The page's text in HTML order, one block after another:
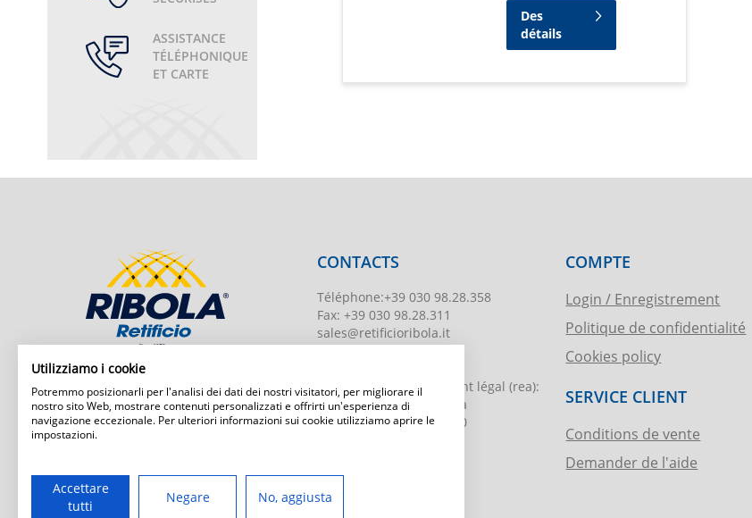
ASSISTANCE
TÉLÉPHONIQUE
ET CARTE
Des
détails
25040 Timoline di C.F. (BS)
CONTACTS
Téléphone:+39 030 98.28.358
Fax: +39 030 98.28.311
sales@retificioribola.it
Numéro d'enregistrement légal (rea):
BS-203951 Uff. di Brescia
Capital social:€ 51.000,00
www.retificioribola.it
COMPTE
Login / Enregistrement
Politique de confidentialité
Cookies policy
SERVICE CLIENT
Conditions de vente
Demander de l'aide
Utilizziamo i cookie
Potremmo posizionarli per l'analisi dei dati dei nostri visitatori, per migliorare il
nostro sito Web, mostrare contenuti personalizzati e offrirti un'esperienza di
navigazione eccezionale. Per ulteriori informazioni sui cookie utilizziamo aprire le
impostazioni.
Accettare
tutti
Negare No, aggiusta